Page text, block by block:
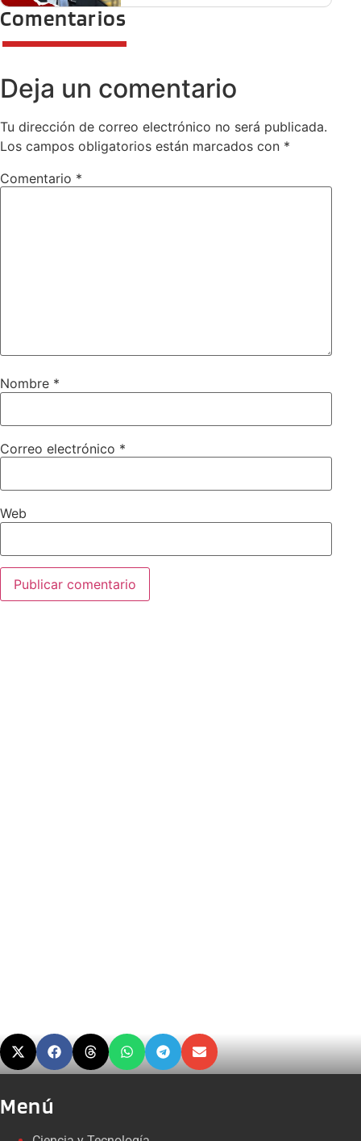
Comentarios
Deja un comentario
Tu dirección de correo electrónico no será publicada.
Los campos obligatorios están marcados con *
Comentario *
Nombre *
Correo electrónico *
Web
Menú